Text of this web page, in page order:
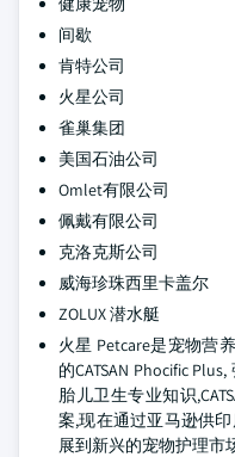
间歇
肯特公司
火星公司
雀巢集团
美国石油公司
Omlet有限公司
佩戴有限公司
克洛克斯公司
威海珍珠西里卡盖尔
ZOLUX 潜水艇
火星 Petcare是宠物营
的CATSAN Phocific
胎儿卫生专业知识
案,现在通过亚马逊供
展到新兴的宠物护理市